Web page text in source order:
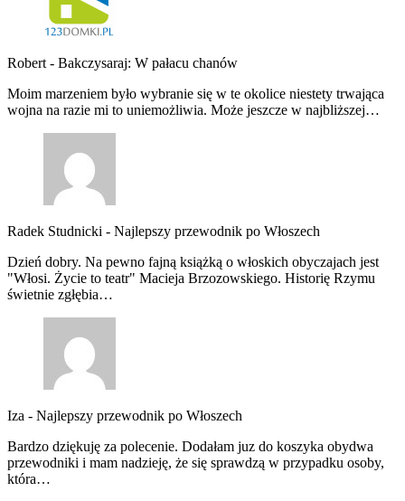
Robert - Bakczysaraj: W pałacu chanów
Moim marzeniem było wybranie się w te okolice niestety trwająca
wojna na razie mi to uniemożliwia. Może jeszcze w najbliższej…
Radek Studnicki - Najlepszy przewodnik po Włoszech
Dzień dobry. Na pewno fajną książką o włoskich obyczajach jest
"Włosi. Życie to teatr" Macieja Brzozowskiego. Historię Rzymu
świetnie zgłębia…
Iza - Najlepszy przewodnik po Włoszech
Bardzo dziękuję za polecenie. Dodałam juz do koszyka obydwa
przewodniki i mam nadzieję, że się sprawdzą w przypadku osoby,
która…